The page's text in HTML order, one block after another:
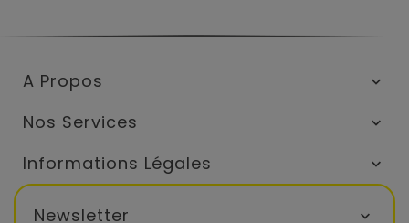
A Propos 
Nos Services 
Informations Légales 
Newsletter 